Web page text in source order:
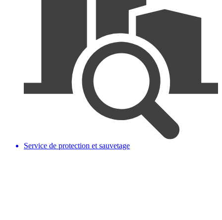
Service de protection et sauvetage